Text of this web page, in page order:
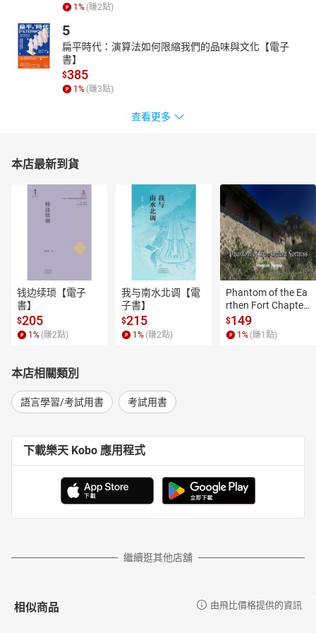
1 % (賺2點)
5
扁平時代：演算法如何限縮我們的品味與文化【電子
書】
$385
1 % (賺3點)
查看更多
本店最新到貨
钱边续琐【電子
書】
$205
1 % (賺2點)
我与南水北调【電
子書】
$215
1 % (賺2點)
Phantom of the Ea
rthen Fort Chapter
4【有聲書】
$149
1 % (賺1 點)
本店相關類別
語言學習/考試用書 考試用書
下載樂天 Kobo 應用程式
繼續逛其他店舖
相似商品 由飛比價格提供的資訊